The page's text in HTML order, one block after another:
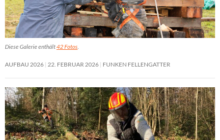
Diese Galerie enthält42 Fotos
AUFBAU 2026 22. FEBRUAR 2026 FUNKEN FELLENGATTER